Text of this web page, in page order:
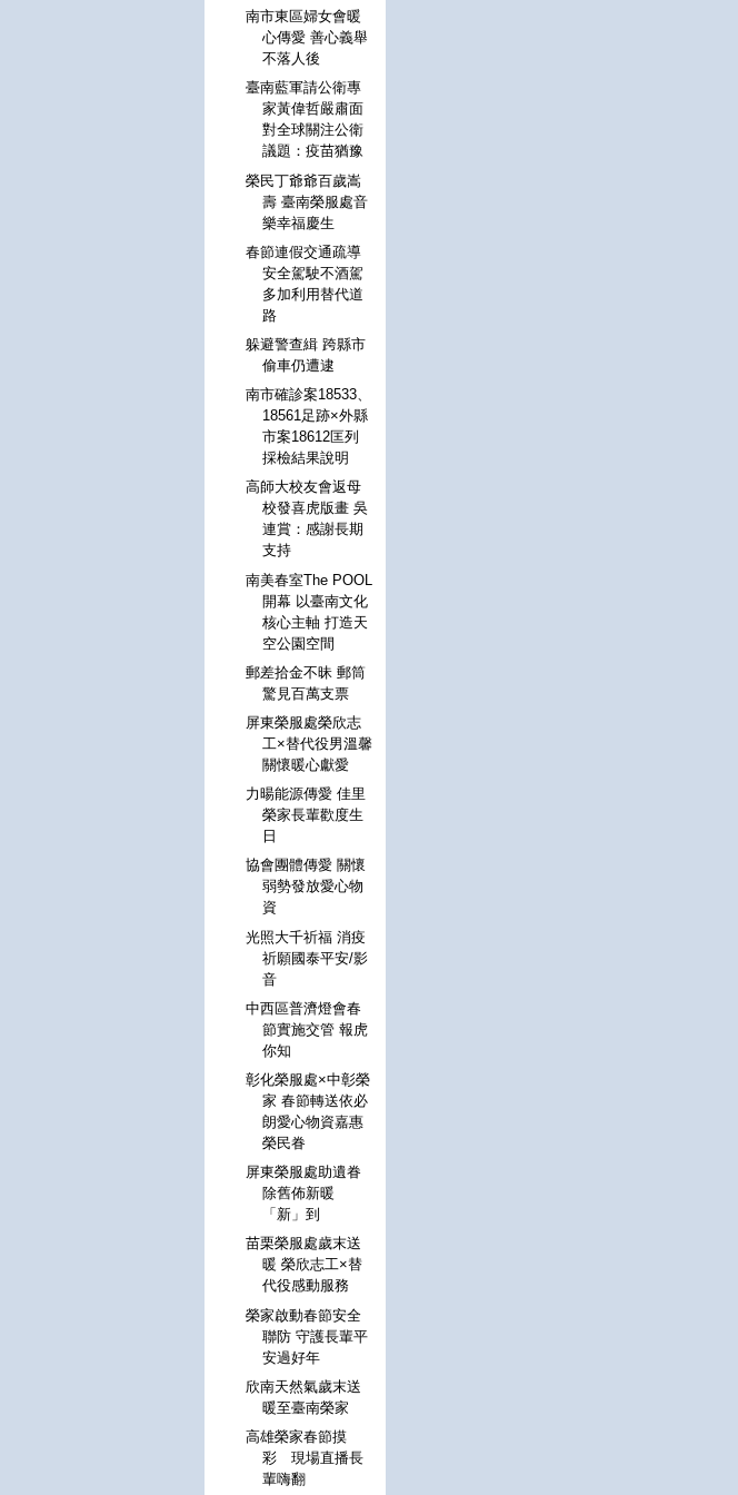
南市東區婦女會暖
心傳愛 善心義舉
不落人後
臺南藍軍請公衛專
家黃偉哲嚴肅面
對全球關注公衛
議題：疫苗猶豫
榮民丁爺爺百歲嵩
壽 臺南榮服處音
樂幸福慶生
春節連假交通疏導
安全駕駛不酒駕
多加利用替代道
路
躲避警查緝 跨縣市
偷車仍遭逮
南市確診案18533、
18561足跡×外縣
市案18612匡列
採檢結果說明
高師大校友會返母
校發喜虎版畫 吳
連賞：感謝長期
支持
南美春室The POOL
開幕 以臺南文化
核心主軸 打造天
空公園空間
郵差拾金不昧 郵筒
驚見百萬支票
屏東榮服處榮欣志
工×替代役男溫馨
關懷暖心獻愛
力暘能源傳愛 佳里
榮家長輩歡度生
日
協會團體傳愛 關懷
弱勢發放愛心物
資
光照大千祈福 消疫
祈願國泰平安/影
音
中西區普濟燈會春
節實施交管 報虎
你知
彰化榮服處×中彰榮
家 春節轉送依必
朗愛心物資嘉惠
榮民眷
屏東榮服處助遺眷
除舊佈新暖
「新」到
苗栗榮服處歲末送
暖 榮欣志工×替
代役感動服務
榮家啟動春節安全
聯防 守護長輩平
安過好年
欣南天然氣歲末送
暖至臺南榮家
高雄榮家春節摸
彩 現場直播長
輩嗨翻